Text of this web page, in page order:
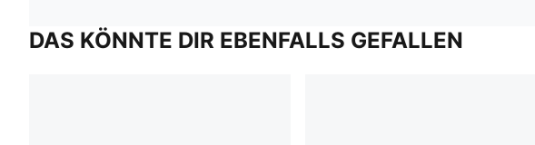
DAS KÖNNTE DIR EBENFALLS GEFALLEN